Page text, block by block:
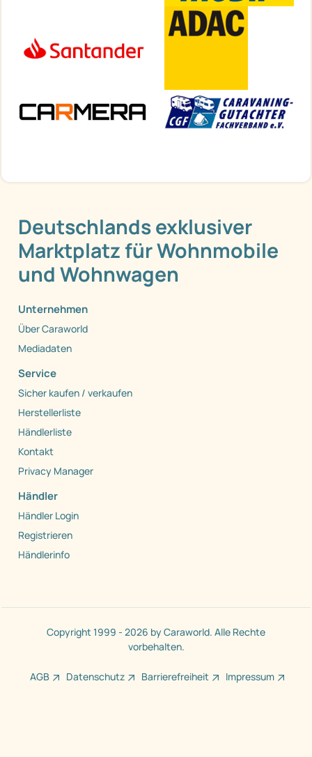
Deutschlands exklusiver
Marktplatz für Wohnmobile
und Wohnwagen
Unternehmen
Über Caraworld
Mediadaten
Service
Sicher kaufen / verkaufen
Herstellerliste
Händlerliste
Kontakt
Privacy Manager
Händler
Händler Login
Registrieren
Händlerinfo
Copyright 1999 - 2026 by Caraworld. Alle Rechte
vorbehalten.
AGB Datenschutz Barrierefreiheit Impressum